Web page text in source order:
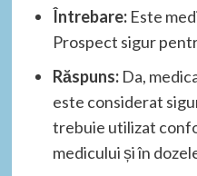
Întrebare:Este
Prospect sigur
Răspuns:Da,
este considerat
trebuie utilizat
medicului și în